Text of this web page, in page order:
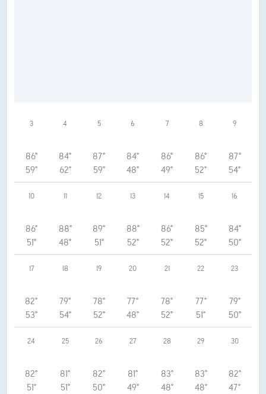
3
86°
59°
4
84°
62°
5
87°
59°
6
84°
48°
7
86°
49°
8
86°
52°
9
87°
54°
10
86°
51°
11
88°
48°
12
89°
51°
13
88°
52°
14
86°
52°
15
85°
52°
16
84°
50°
17
82°
53°
18
79°
54°
19
78°
52°
20
77°
48°
21
78°
52°
22
77°
51°
23
79°
50°
24
82°
51°
25
81°
51°
26
82°
50°
27
81°
49°
28
83°
48°
29
83°
48°
30
82°
47°